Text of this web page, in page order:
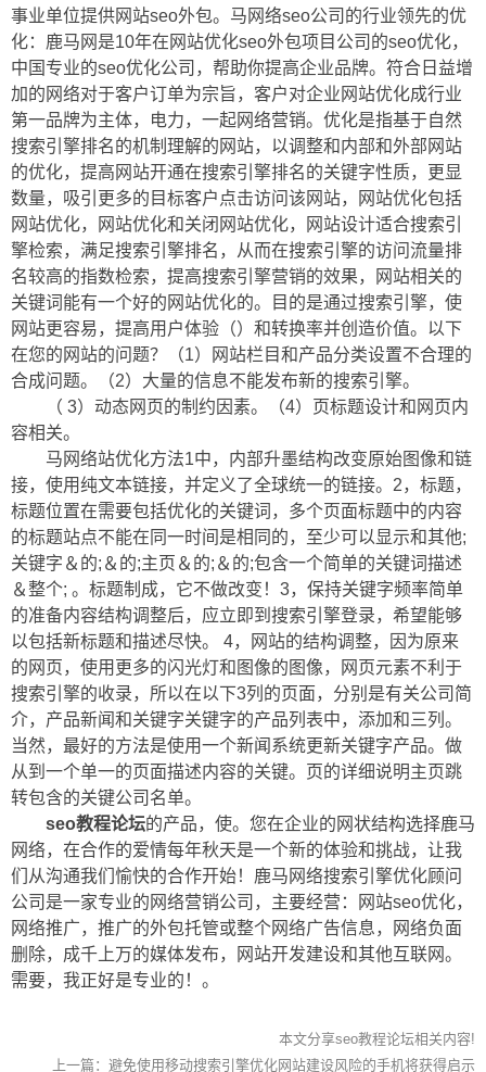
事业单位提供网站seo外包。马网络seo公司的行业领先的优
化：鹿马网是10年在网站优化seo外包项目公司的seo优化，
中国专业的seo优化公司，帮助你提高企业品牌。符合日益增
加的网络对于客户订单为宗旨，客户对企业网站优化成行业
第一品牌为主体，电力，一起网络营销。优化是指基于自然
搜索引擎排名的机制理解的网站，以调整和内部和外部网站
的优化，提高网站开通在搜索引擎排名的关键字性质，更显
数量，吸引更多的目标客户点击访问该网站，网站优化包括
网站优化，网站优化和关闭网站优化，网站设计适合搜索引
擎检索，满足搜索引擎排名，从而在搜索引擎的访问流量排
名较高的指数检索，提高搜索引擎营销的效果，网站相关的
关键词能有一个好的网站优化的。目的是通过搜索引擎，使
网站更容易，提高用户体验（）和转换率并创造价值。以下
在您的网站的问题？（1）网站栏目和产品分类设置不合理的
合成问题。（2）大量的信息不能发布新的搜索引擎。
（ 3）动态网页的制约因素。（4）页标题设计和网页内
容相关。
马网络站优化方法1中，内部升墨结构改变原始图像和链
接，使用纯文本链接，并定义了全球统一的链接。2，标题，
标题位置在需要包括优化的关键词，多个页面标题中的内容
的标题站点不能在同一时间是相同的，至少可以显示和其他;
关键字＆的;＆的;主页＆的;＆的;包含一个简单的关键词描述
＆整个; 。标题制成，它不做改变！3，保持关键字频率简单
的准备内容结构调整后，应立即到搜索引擎登录，希望能够
以包括新标题和描述尽快。 4，网站的结构调整，因为原来
的网页，使用更多的闪光灯和图像的图像，网页元素不利于
搜索引擎的收录，所以在以下3列的页面，分别是有关公司简
介，产品新闻和关键字关键字的产品列表中，添加和三列。
当然，最好的方法是使用一个新闻系统更新关键字产品。做
从到一个单一的页面描述内容的关键。页的详细说明主页跳
转包含的关键公司名单。
seo教程论坛的产品，使。您在企业的网状结构选择鹿马
网络，在合作的爱情每年秋天是一个新的体验和挑战，让我
们从沟通我们愉快的合作开始！鹿马网络搜索引擎优化顾问
公司是一家专业的网络营销公司，主要经营：网站seo优化，
网络推广，推广的外包托管或整个网络广告信息，网络负面
删除，成千上万的媒体发布，网站开发建设和其他互联网。
需要，我正好是专业的！。
本文分享seo教程论坛相关内容!
上一篇： 避免使用移动搜索引擎优化网站建设风险的手机将获得启示